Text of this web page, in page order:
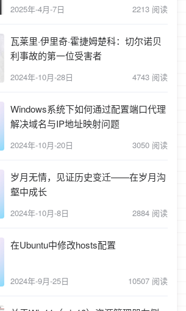
2025年-4月-7日 2213 阅读
瓦莱里·伊里奇·霍捷姆楚科：切尔诺贝
利事故的第一位受害者
2024年-10月-28日 4743 阅读
Windows系统下如何通过配置端口代理
解决域名与IP地址映射问题
2024年-10月-20日 3050 阅读
岁月无情，见证历史变迁——在岁月沟
壑中成长
2024年-10月-8日 2884 阅读
在Ubuntu中修改hosts配置
2024年-9月-25日 10507 阅读